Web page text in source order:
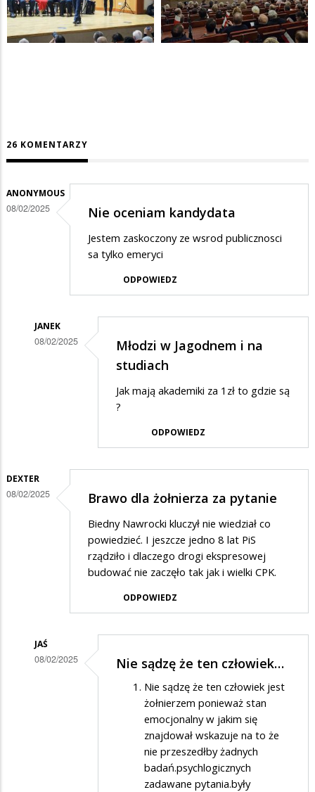
26 KOMENTARZY
ANONYMOUS
08/02/2025 Nie oceniam kandydata
Jestem zaskoczony ze wsrod publicznosci
sa tylko emeryci
ODPOWIEDZ
JANEK
08/02/2025
odpowiedzi
Nie
kandydata
Młodzi w Jagodnem i na
studiach
Jak mają akademiki za 1zł to gdzie są
?
ODPOWIEDZ
DEXTER
08/02/2025 Brawo dla żołnierza za pytanie
Biedny Nawrocki kluczył nie wiedział co
powiedzieć. I jeszcze jedno 8 lat PiS
rządziło i dlaczego drogi ekspresowej
budować nie zaczęło tak jak i wielki CPK.
ODPOWIEDZ
JAŚ
08/02/2025 Nie sądzę że ten człowiek…
Nie sądzę że ten człowiek jest
żołnierzem ponieważ stan
emocjonalny w jakim się
znajdował wskazuje na to że
nie przeszedłby żadnych
badań.psychlogicznych
zadawane pytania.były